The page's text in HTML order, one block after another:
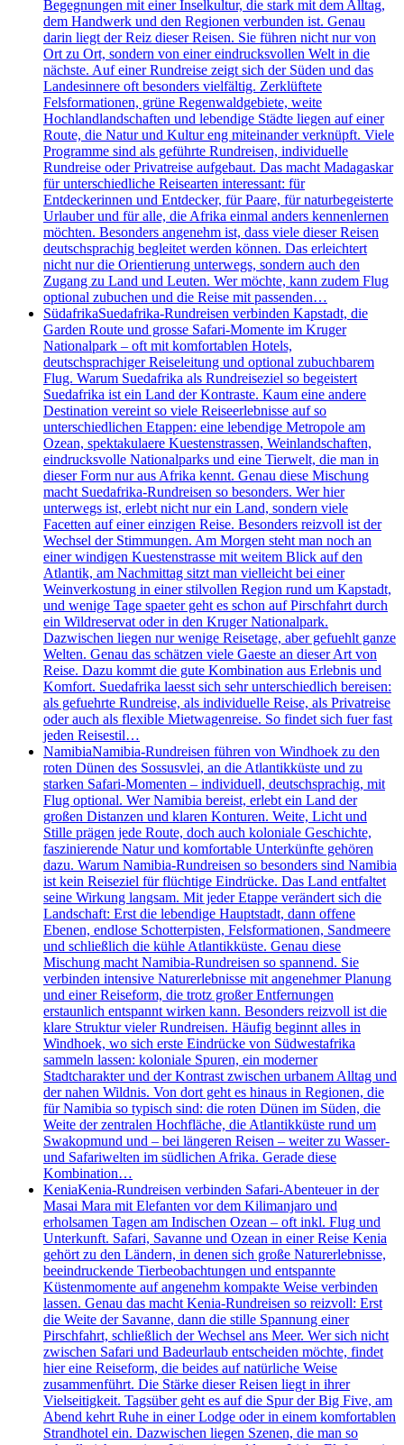
Begegnungen mit einer Inselkultur, die stark mit dem Alltag,
dem Handwerk und den Regionen verbunden ist. Genau
darin liegt der Reiz dieser Reisen. Sie führen nicht nur von
Ort zu Ort, sondern von einer eindrucksvollen Welt in die
nächste. Auf einer Rundreise zeigt sich der Süden und das
Landesinnere oft besonders vielfältig. Zerklüftete
Felsformationen, grüne Regenwaldgebiete, weite
Hochlandlandschaften und lebendige Städte liegen auf einer
Route, die Natur und Kultur eng miteinander verknüpft. Viele
Programme sind als geführte Rundreisen, individuelle
Rundreise oder Privatreise aufgebaut. Das macht Madagaskar
für unterschiedliche Reisearten interessant: für
Entdeckerinnen und Entdecker, für Paare, für naturbegeisterte
Urlauber und für alle, die Afrika einmal anders kennenlernen
möchten. Besonders angenehm ist, dass viele dieser Reisen
deutschsprachig begleitet werden können. Das erleichtert
nicht nur die Orientierung unterwegs, sondern auch den
Zugang zu Land und Leuten. Wer möchte, kann zudem Flug
optional zubuchen und die Reise mit passenden…
SüdafrikaSuedafrika-Rundreisen verbinden Kapstadt, die
Garden Route und grosse Safari-Momente im Kruger
Nationalpark – oft mit komfortablen Hotels,
deutschsprachiger Reiseleitung und optional zubuchbarem
Flug. Warum Suedafrika als Rundreiseziel so begeistert
Suedafrika ist ein Land der Kontraste. Kaum eine andere
Destination vereint so viele Reiseerlebnisse auf so
unterschiedlichen Etappen: eine lebendige Metropole am
Ozean, spektakulaere Kuestenstrassen, Weinlandschaften,
eindrucksvolle Nationalparks und eine Tierwelt, die man in
dieser Form nur aus Afrika kennt. Genau diese Mischung
macht Suedafrika-Rundreisen so besonders. Wer hier
unterwegs ist, erlebt nicht nur ein Land, sondern viele
Facetten auf einer einzigen Reise. Besonders reizvoll ist der
Wechsel der Stimmungen. Am Morgen steht man noch an
einer windigen Kuestenstrasse mit weitem Blick auf den
Atlantik, am Nachmittag sitzt man vielleicht bei einer
Weinverkostung in einer stilvollen Region rund um Kapstadt,
und wenige Tage spaeter geht es schon auf Pirschfahrt durch
ein Wildreservat oder in den Kruger Nationalpark.
Dazwischen liegen nur wenige Reisetage, aber gefuehlt ganze
Welten. Genau das schätzen viele Gaeste an dieser Art von
Reise. Dazu kommt die gute Kombination aus Erlebnis und
Komfort. Suedafrika laesst sich sehr unterschiedlich bereisen:
als gefuehrte Rundreise, als individuelle Reise, als Privatreise
oder auch als flexible Mietwagenreise. So findet sich fuer fast
jeden Reisestil…
NamibiaNamibia-Rundreisen führen von Windhoek zu den
roten Dünen des Sossusvlei, an die Atlantikküste und zu
starken Safari-Momenten – individuell, deutschsprachig, mit
Flug optional. Wer Namibia bereist, erlebt ein Land der
großen Distanzen und klaren Konturen. Weite, Licht und
Stille prägen jede Route, doch auch koloniale Geschichte,
faszinierende Natur und komfortable Unterkünfte gehören
dazu. Warum Namibia-Rundreisen so besonders sind Namibia
ist kein Reiseziel für flüchtige Eindrücke. Das Land entfaltet
seine Wirkung langsam. Mit jeder Etappe verändert sich die
Landschaft: Erst die lebendige Hauptstadt, dann offene
Ebenen, endlose Schotterpisten, Felsformationen, Sandmeere
und schließlich die kühle Atlantikküste. Genau diese
Mischung macht Namibia-Rundreisen so spannend. Sie
verbinden intensive Naturerlebnisse mit angenehmer Planung
und einer Reiseform, die trotz großer Entfernungen
erstaunlich entspannt wirken kann. Besonders reizvoll ist die
klare Struktur vieler Rundreisen. Häufig beginnt alles in
Windhoek, wo sich erste Eindrücke von Südwestafrika
sammeln lassen: koloniale Spuren, ein moderner
Stadtcharakter und der Kontrast zwischen urbanem Alltag und
der nahen Wildnis. Von dort geht es hinaus in Regionen, die
für Namibia so typisch sind: die roten Dünen im Süden, die
Weite der zentralen Hochfläche, die Atlantikküste rund um
Swakopmund und – bei längeren Reisen – weiter zu Wasser-
und Safariwelten im südlichen Afrika. Gerade diese
Kombination…
KeniaKenia-Rundreisen verbinden Safari-Abenteuer in der
Masai Mara mit Elefanten vor dem Kilimanjaro und
erholsamen Tagen am Indischen Ozean – oft inkl. Flug und
Unterkunft. Safari, Savanne und Ozean in einer Reise Kenia
gehört zu den Ländern, in denen sich große Naturerlebnisse,
beeindruckende Tierbeobachtungen und entspannte
Küstenmomente auf angenehm kompakte Weise verbinden
lassen. Genau das macht Kenia-Rundreisen so reizvoll: Erst
die Weite der Savanne, dann die stille Spannung einer
Pirschfahrt, schließlich der Wechsel ans Meer. Wer sich nicht
zwischen Safari und Badeurlaub entscheiden möchte, findet
hier eine Reiseform, die beides auf natürliche Weise
zusammenführt. Die Stärke dieser Reisen liegt in ihrer
Vielseitigkeit. Tagsüber geht es auf die Spur der Big Five, am
Abend kehrt Ruhe in einer Lodge oder in einem komfortablen
Strandhotel ein. Dazwischen liegen Szenen, die man so